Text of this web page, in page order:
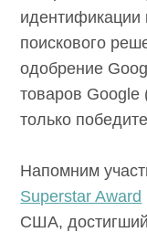
идентификации
поискового
одобрение
товаров Google
только
Напомним
Superstar Award
США,